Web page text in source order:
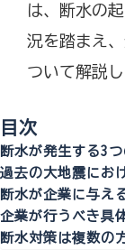
は、断水の
況を踏まえ
ついて解説し
目次
断水が発生する3
過去の大地震にお
断水が企業に与え
企業が行うべき具
断水対策は複数の